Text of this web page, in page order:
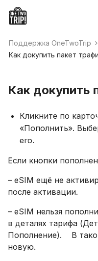
Поддержка OneTwoTrip
Как докупить пакет
Как докупить
Кликните по
«Пополнить».
его.
Если кнопки
– eSIM ещё не
после активации.
– eSIM нельзя
в деталях тарифа
Пополнение). В
новую.